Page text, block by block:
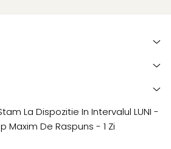
La Dispozitie In Intervalul LUNI -
Maxim De Raspuns - 1 Zi